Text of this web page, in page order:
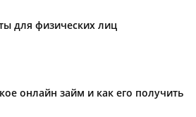
для физических лиц
онлайн займ и как его получить